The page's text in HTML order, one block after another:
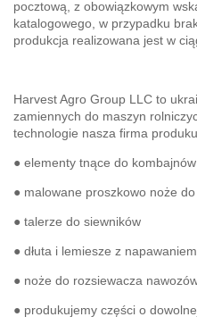
pocztową, z obowiązkowym
katalogowego, w przypadku
produkcja realizowana jest w
Harvest Agro Group LLC to
zamiennych do maszyn
technologie nasza firma
● elementy tnące do kombajnów
● malowane proszkowo noże
● talerze do siewników
● dłuta i lemiesze z napawaniem
● noże do rozsiewacza
● produkujemy części o